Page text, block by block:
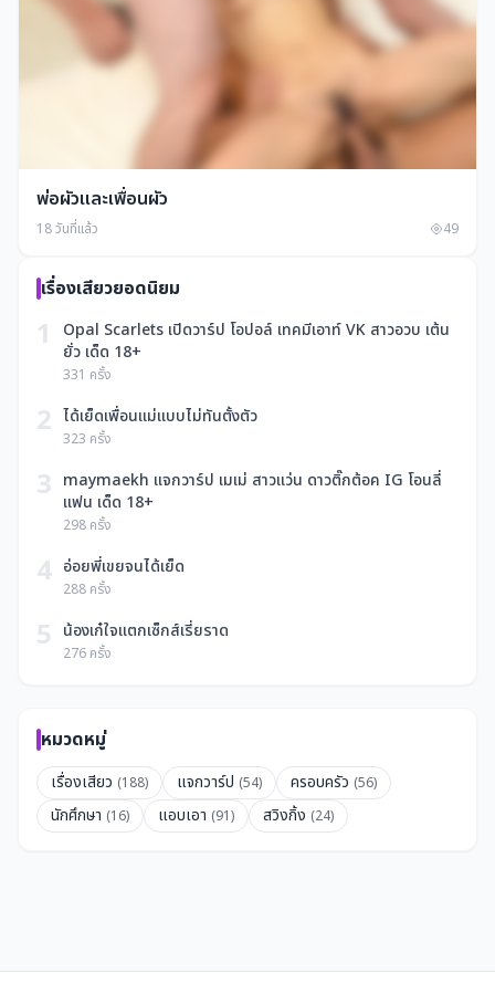
พ่อผัวและเพื่อนผัว
18 วันที่แล้ว 49
เรื่องเสียวยอดนิยม
1
Opal Scarlets เปิดวาร์ป โอปอล์ เทคมีเอาท์ VK สาวอวบ เต้น
ยั่ว เด็ด 18+
331 ครั้ง
2 ได้เย็ดเพื่อนแม่แบบไม่ทันตั้งตัว
323 ครั้ง
3 maymaekh แจกวาร์ป เมเม่ สาวแว่น ดาวติ๊กต้อค IG โอนลี่
แฟน เด็ด 18+
298 ครั้ง
4 อ่อยพี่เขยจนได้เย็ด
288 ครั้ง
5 น้องเก๋ใจแตกเซ็กส์เรี่ยราด
276 ครั้ง
หมวดหมู่
เรื่องเสียว (188) แจกวาร์ป (54) ครอบครัว (56)
นักศึกษา (16) แอบเอา (91) สวิงกิ้ง (24)